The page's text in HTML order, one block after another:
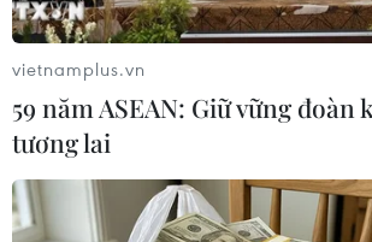
vietnamplus.vn
59 năm ASEAN: Giữ vững
tương lai